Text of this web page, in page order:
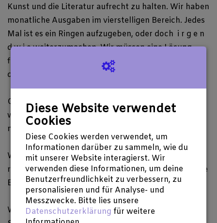
Kunst und die Literatur aufrecht zu halten. Wir haben
monatliche Ausgaben im vierstelligen Bereich. Jedes
Mal ist es ein Ringen aufzugeben, oder doch i r g e n
d w i e weiterzumachen. Wir müssen eine Lösung
finden, unsere laufenden Kosten aufzubringen, um
die
weiterhin bestehen zu lassen.
Gibt es nicht irgendwo eine Erbschaft, die darauf
wartet, uns in aller Ruheunsere kreative Arbeit
machen zu lassen? Oder ...
Wir könnennichtmehr, wir sind am Ende: Kreative
redaktionelle Arbeit und permanentes Ringen um die
Existenz müssen ein Ende haben: so oder so.
Würde es Ihnenetwas ausmachen, unsmit einer
Diese Website verwendet
Cookies
Diese Cookies werden verwendet, um
Informationen darüber zu sammeln, wie du
mit unserer Website interagierst. Wir
verwenden diese Informationen, um deine
Benutzerfreundlichkeit zu verbessern, zu
personalisieren und für Analyse- und
Messzwecke. Bitte lies unsere
Datenschutzerklärung für weitere